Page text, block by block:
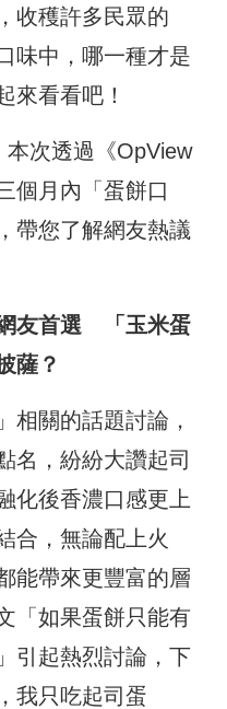
收穫許多民眾的
味中，哪一種才是
來看看吧！
本次透過《OpView
個月內「蛋餅口
帶您了解網友熱議
網友首選 「玉米蛋
薩？
相關的話題討論，
名，紛紛大讚起司
化後香濃口感更上
合，無論配上火
能帶來更豐富的層
「如果蛋餅只能有
引起熱烈討論，下
我只吃起司蛋